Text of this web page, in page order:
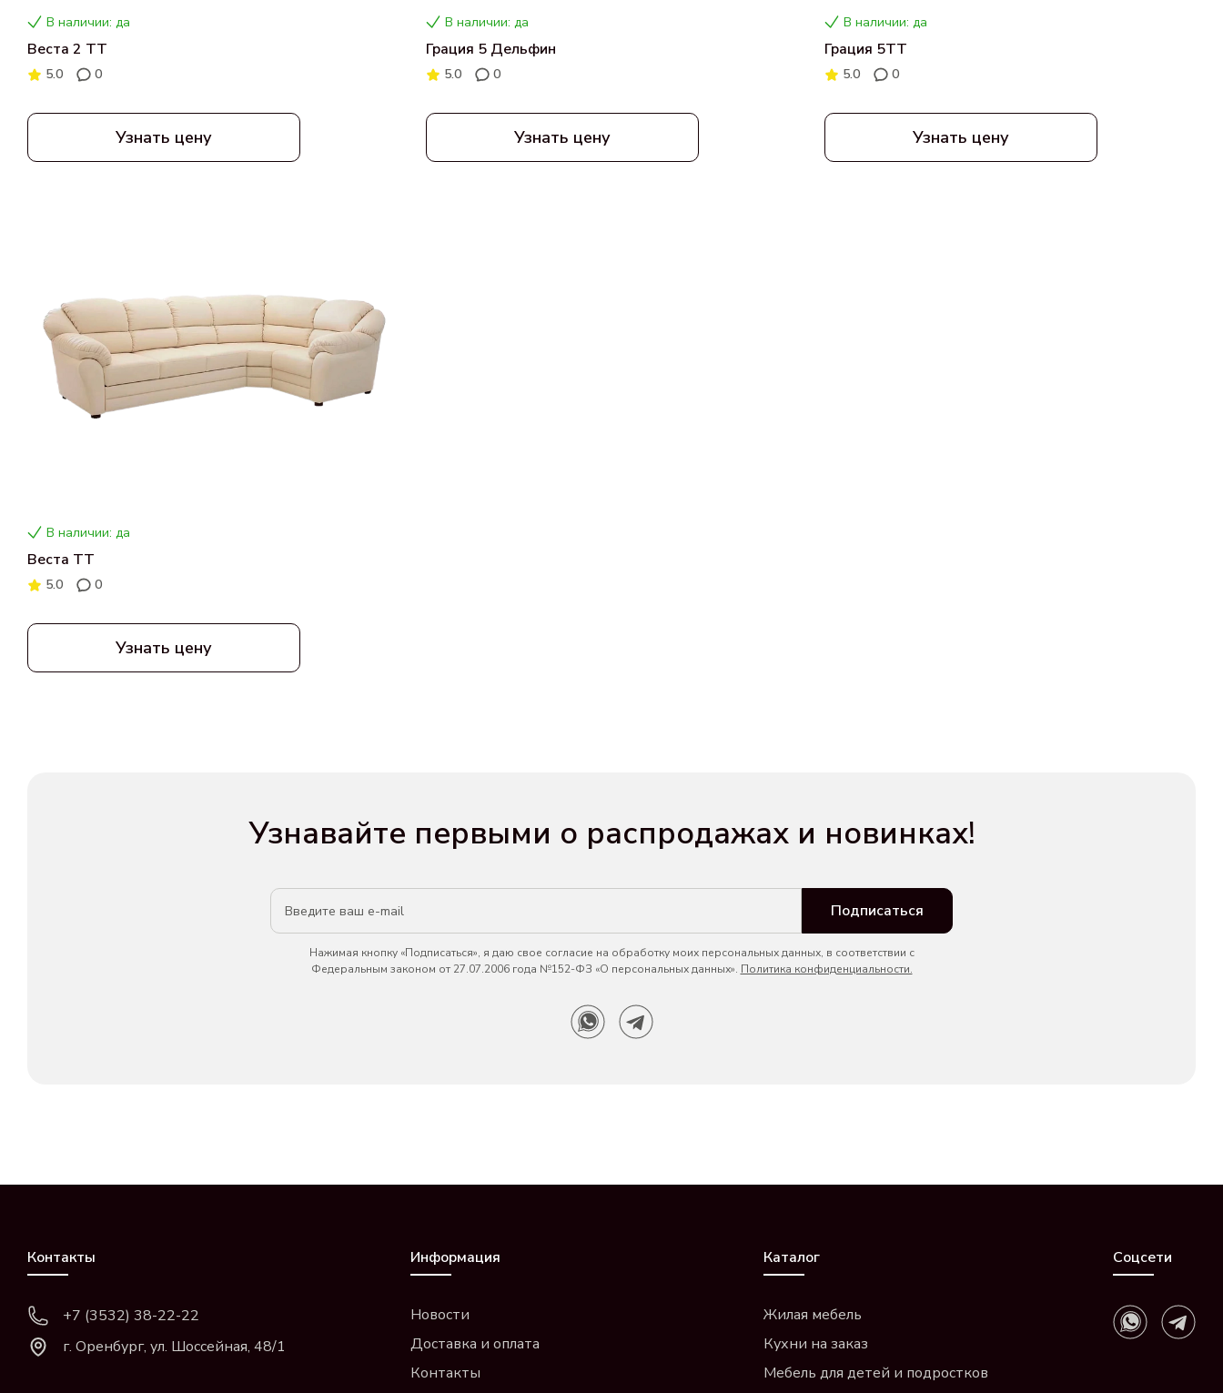
В наличии: да
Веста 2 ТТ
5.0 0
Узнать цену
В наличии: да
Грация 5 Дельфин
5.0 0
Узнать цену
В наличии: да
Грация 5ТТ
5.0 0
Узнать цену
В наличии: да
Веста ТТ
5.0 0
Узнать цену
Узнавайте первыми о распродажах и новинках!
Подписаться
Нажимая кнопку «Подписаться», я даю свое согласие на обработку моих персональных данных, в соответствии с
Федеральным законом от 27.07.2006 года №152-ФЗ «О персональных данных». Политика конфиденциальности.
Контакты
+7 (3532) 38-22-22
г. Оренбург, ул. Шоссейная, 48/1
Информация
Новости
Доставка и оплата
Контакты
Каталог
Жилая мебель
Кухни на заказ
Мебель для детей и подростков
Соцсети